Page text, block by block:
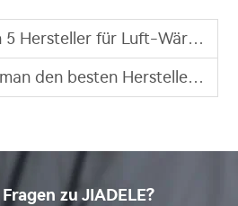
für Luft-Wärme-Pumpen in Finnland
Hersteller für Luft-Wasser-Heizpumpen aus?
zu JIADELE?